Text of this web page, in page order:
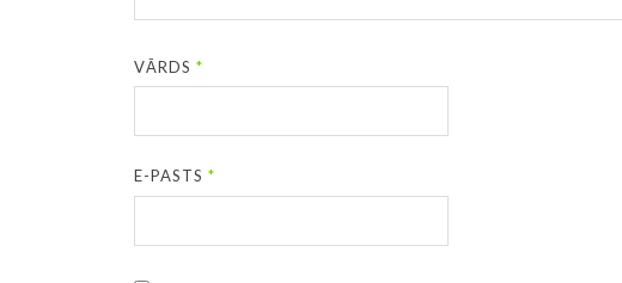
VĀRDS*
E-PASTS*